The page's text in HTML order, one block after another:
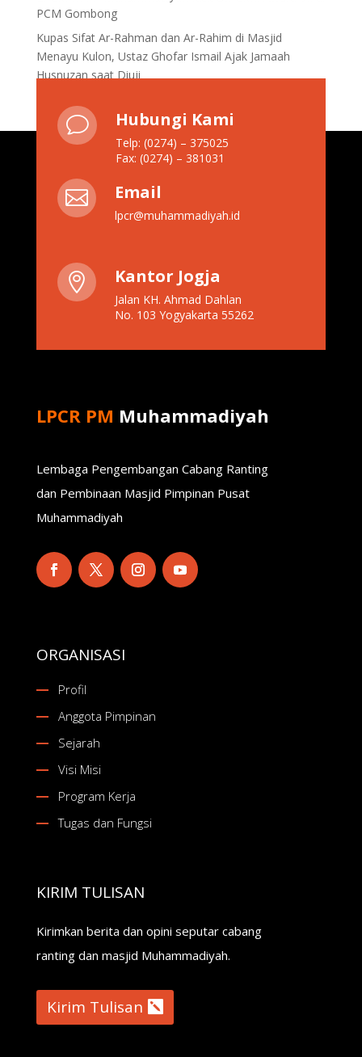
PCM Gombong
Kupas Sifat Ar-Rahman dan Ar-Rahim di Masjid
Menayu Kulon, Ustaz Ghofar Ismail Ajak Jamaah
Husnuzan saat Diuji
v Hubungi Kami
Telp: (0274) – 375025
Fax: (0274) – 381031
 Email
lpcr@muhammadiyah.id
 Kantor Jogja
Jalan KH. Ahmad Dahlan
No. 103 Yogyakarta 55262
LPCR PM Muhammadiyah
Lembaga Pengembangan Cabang Ranting
dan Pembinaan Masjid Pimpinan Pusat
Muhammadiyah
ORGANISASI
Profil
Anggota Pimpinan
Sejarah
Visi Misi
Program Kerja
Tugas dan Fungsi
KIRIM TULISAN
Kirimkan berita dan opini seputar cabang
ranting dan masjid Muhammadiyah.
Kirim Tulisan